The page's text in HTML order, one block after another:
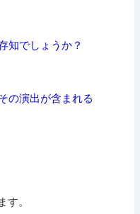
知でしょうか？
の演出が含まれる
す。